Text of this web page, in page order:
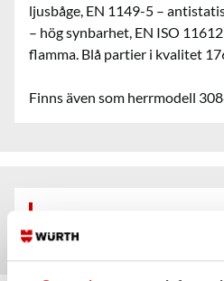
ljusbåge, EN 1149-5 –
– hög synbarhet, EN ISO
flamma. Blå partier i kvalitet
Finns även som herrmodell